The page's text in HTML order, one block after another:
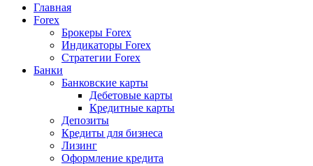
Главная
Forex
Брокеры Forex
Индикаторы Forex
Стратегии Forex
Банки
Банковские карты
Дебетовые карты
Кредитные карты
Депозиты
Кредиты для бизнеса
Лизинг
Оформление кредита